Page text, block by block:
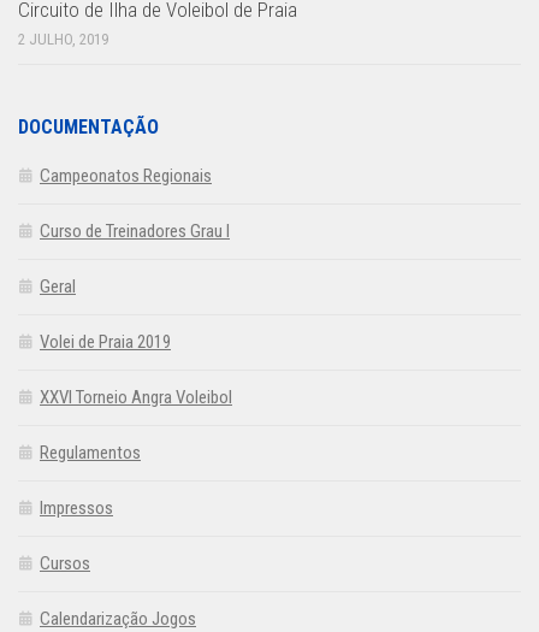
Circuito de Ilha de Voleibol de Praia
2 JULHO, 2019
DOCUMENTAÇÃO
Campeonatos Regionais
Curso de Treinadores Grau I
Geral
Volei de Praia 2019
XXVI Torneio Angra Voleibol
Regulamentos
Impressos
Cursos
Calendarização Jogos